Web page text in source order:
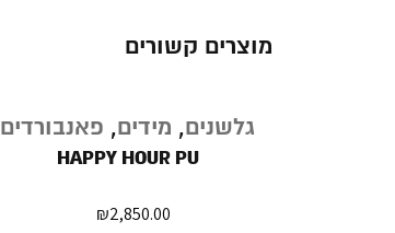
מוצרים קשורים
גלשנים, מידים, פאנבורדים
HAPPY HOUR PU
₪2,850.00